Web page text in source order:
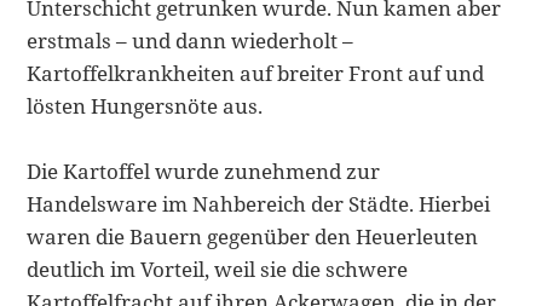
Unterschicht getrunken wurde. Nun kamen aber
erstmals – und dann wiederholt –
Kartoffelkrankheiten auf breiter Front auf und
lösten Hungersnöte aus.
Die Kartoffel wurde zunehmend zur
Handelsware im Nahbereich der Städte. Hierbei
waren die Bauern gegenüber den Heuerleuten
deutlich im Vorteil, weil sie die schwere